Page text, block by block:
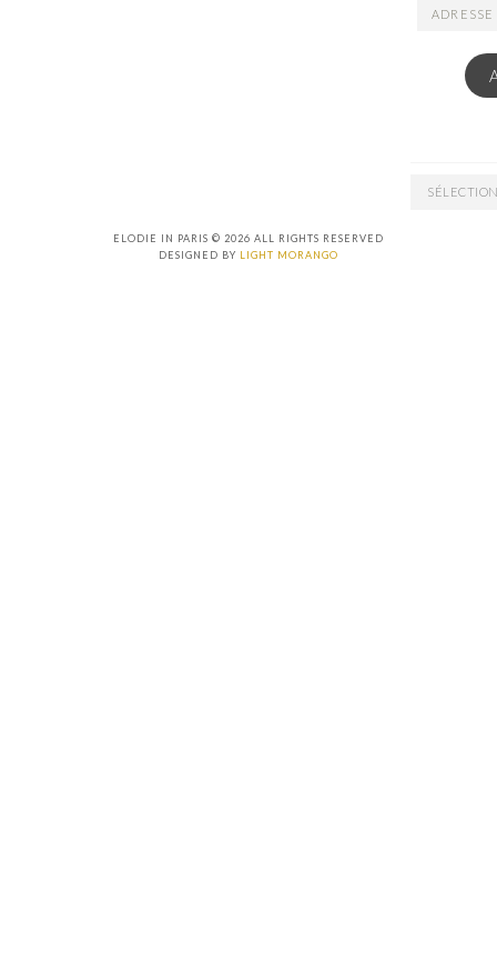
ADRESSE
ARCHIVES
ELODIE IN PARIS © 2026 ALL RIGHTS RESERVED
DESIGNED BY LIGHT MORANGO